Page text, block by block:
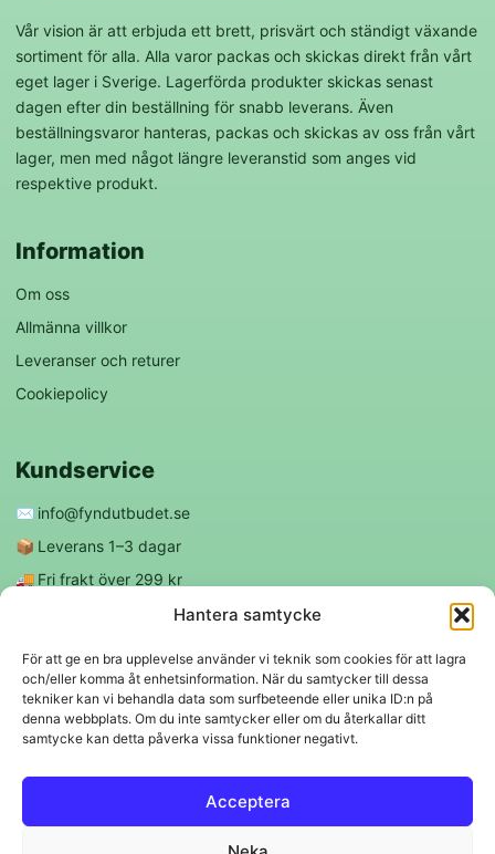
Hantera samtycke
För att ge en bra upplevelse använder vi teknik som cookies för att lagra
och/eller komma åt enhetsinformation. När du samtycker till dessa
tekniker kan vi behandla data som surfbeteende eller unika ID:n på
denna webbplats. Om du inte samtycker eller om du återkallar ditt
samtycke kan detta påverka vissa funktioner negativt.
Acceptera
Vår vision är att erbjuda ett brett, prisvärt och ständigt växande
sortiment för alla. Alla varor packas och skickas direkt från vårt
eget lager i Sverige. Lagerförda produkter skickas senast
dagen efter din beställning för snabb leverans. Även
beställningsvaror hanteras, packas och skickas av oss från vårt
lager, men med något längre leveranstid som anges vid
respektive produkt.
Information
Om oss
Allmänna villkor
Leveranser och returer
Cookiepolicy
Kundservice
✉️ info@fyndutbudet.se
📦 Leverans 1–3 dagar
🚚 Fri frakt över 299 kr
Följ oss
f ◎